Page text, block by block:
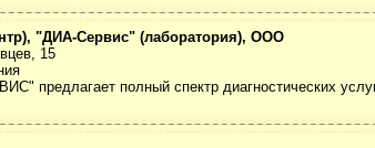
"ДИА-Сервис" (лаборатория), ООО
15
предлагает полный спектр диагностических